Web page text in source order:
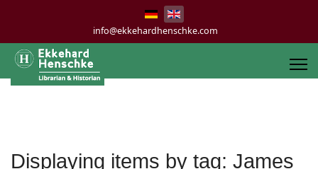
info@ekkehardhenschke.com
Displaying items by tag: James